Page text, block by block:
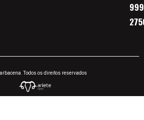
Todos os direitos reservados